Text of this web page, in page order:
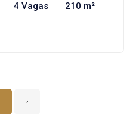
4 Vagas 210 m²
›